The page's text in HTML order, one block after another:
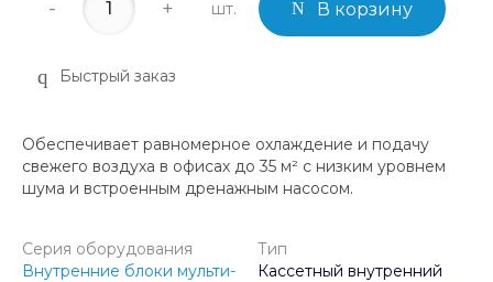
- + шт. В корзину
Быстрый заказ
Обеспечивает равномерное охлаждение и подачу
свежего воздуха в офисах до 35 м² с низким уровнем
шума и встроенным дренажным насосом.
Серия оборудования
Внутренние блоки мульти-
Тип
Кассетный внутренний